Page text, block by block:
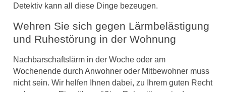
Detektiv kann all diese Dinge bezeugen.
Wehren Sie sich gegen Lärmbelästigung
und Ruhestörung in der Wohnung
Nachbarschaftslärm in der Woche oder am
Wochenende durch Anwohner oder Mitbewohner muss
nicht sein. Wir helfen Ihnen dabei, zu Ihrem guten Recht